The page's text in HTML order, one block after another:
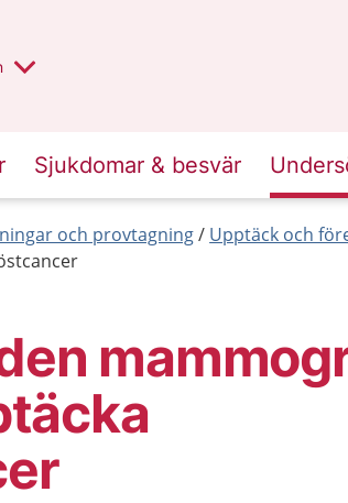
region
Sjukdomar & besvär
och provtagning
Upptäck och